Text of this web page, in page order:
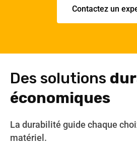
Contactez un
Des solutions
économiques
La durabilité guide chaque
matériel.